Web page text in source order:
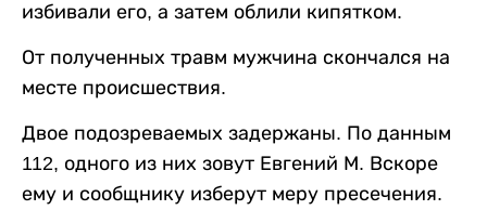
избивали его, а затем облили кипятком.
От полученных травм мужчина скончался на
месте происшествия.
Двое подозреваемых задержаны. По данным
112, одного из них зовут Евгений М. Вскоре
ему и сообщнику изберут меру пресечения.